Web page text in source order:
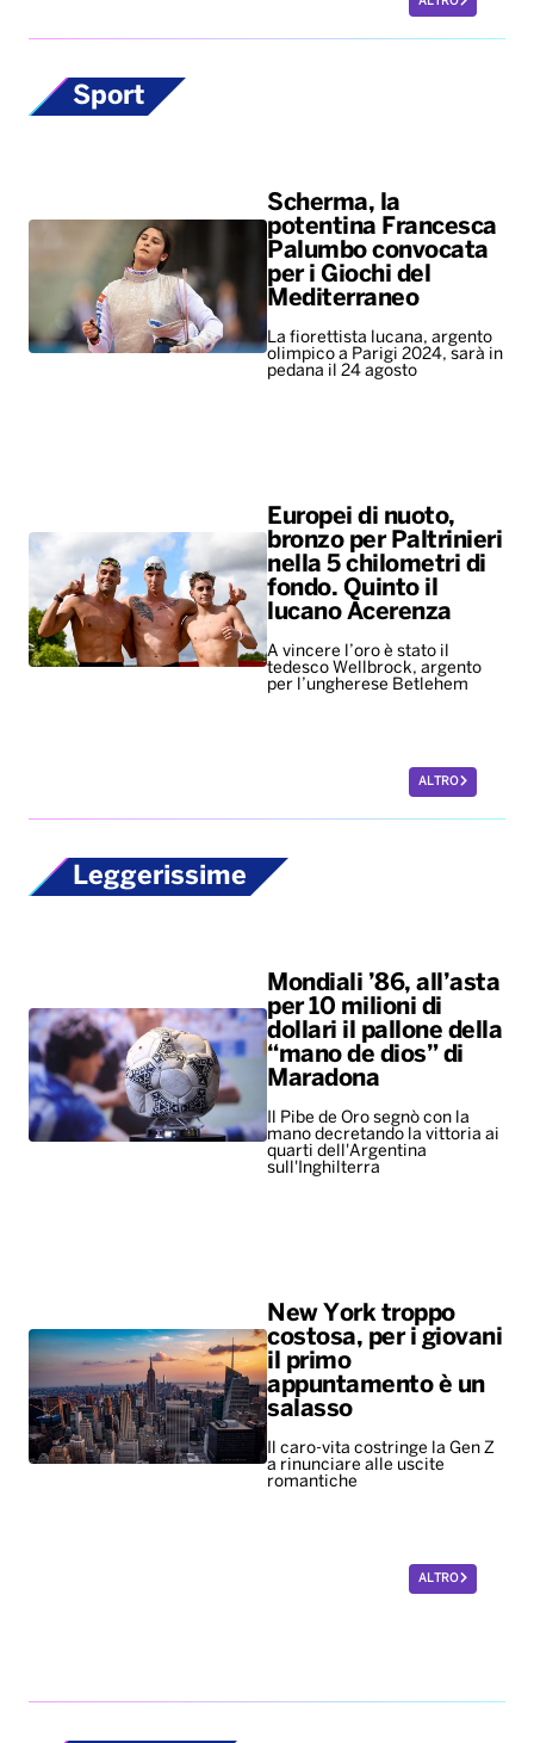
Sport
Scherma, la
potentina Francesca
Palumbo convocata
per i Giochi del
Mediterraneo
La fiorettista lucana, argento
olimpico a Parigi 2024, sarà in
pedana il 24 agosto
Europei di nuoto,
bronzo per Paltrinieri
nella 5 chilometri di
fondo. Quinto il
lucano Acerenza
A vincere l’oro è stato il
tedesco Wellbrock, argento
per l’ungherese Betlehem
ALTRO
Leggerissime
Mondiali ’86, all’asta
per 10 milioni di
dollari il pallone della
“mano de dios” di
Maradona
Il Pibe de Oro segnò con la
mano decretando la vittoria ai
quarti dell'Argentina
sull'Inghilterra
New York troppo
costosa, per i giovani
il primo
appuntamento è un
salasso
Il caro-vita costringe la Gen Z
a rinunciare alle uscite
romantiche
ALTRO